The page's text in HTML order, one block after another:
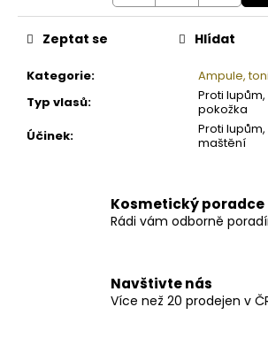
Kategorie:
Ampule,
Typ vlasů:
Proti
pokožka
Účinek:
Proti lupům,
maštění
Zeptat se Hlídat
Kosmetický poradce
Rádi vám odborně
Navštivte nás
Více než 20 prodejen v
250ML
990
Kč